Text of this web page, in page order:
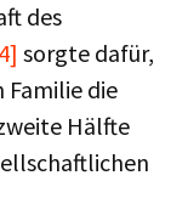
des
sorgte dafür,
Familie die
Hälfte